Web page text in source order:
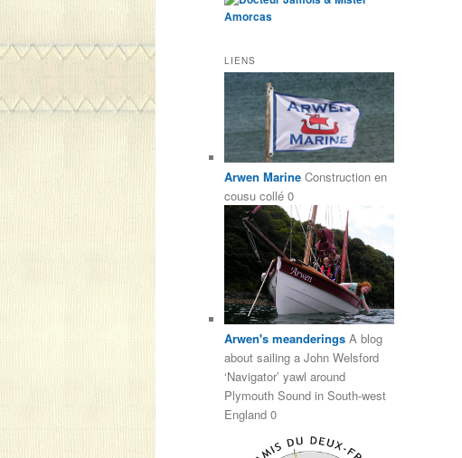
LIENS
Arwen Marine Construction en
cousu collé 0
Arwen's meanderings A blog
about sailing a John Welsford
‘Navigator’ yawl around
Plymouth Sound in South-west
England 0